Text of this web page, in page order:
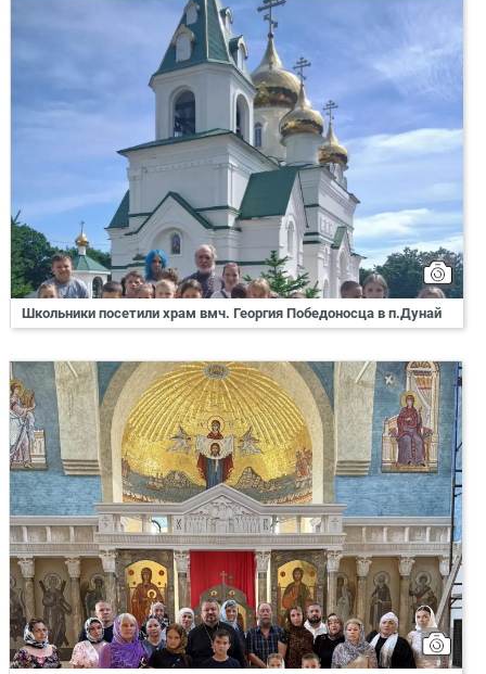
Школьники посетили храм вмч. Георгия Победоносца в п.Дунай